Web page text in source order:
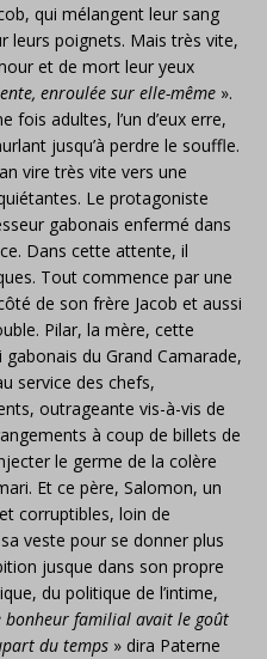
qui mélangent leur sang
leurs poignets. Mais très vite,
et de mort leur yeux
enroulée sur elle-même ».
fois adultes, l’un d’eux erre,
jusqu’à perdre le souffle.
vire très vite vers une
Le protagoniste
gabonais enfermé dans
Dans cette attente, il
Tout commence par une
de son frère Jacob et aussi
Pilar, la mère, cette
du Grand Camarade,
service des chefs,
outrageante vis-à-vis de
à coup de billets de
le germe de la colère
Et ce père, Salomon, un
corruptibles, loin de
veste pour se donner plus
jusque dans son propre
du politique de l’intime,
bonheur familial avait le goût
du temps » dira Paterne